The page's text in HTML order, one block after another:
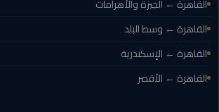
خدمة
اهلا
مطار
القاهرة
القاهرة ← الجيزة والأهرامات
القاهرة ← وسط البلد
القاهرة ← الإسكندرية
القاهرة ← الأقصر